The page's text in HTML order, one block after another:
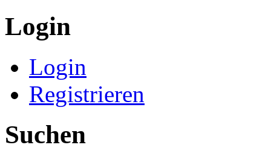
Login
Login
Registrieren
Suchen